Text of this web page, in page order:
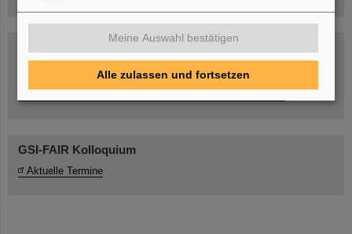
GSI-FAIR Kolloquium
Aktuelle Termine
Meine Auswahl bestätigen
Alle zulassen und fortsetzen